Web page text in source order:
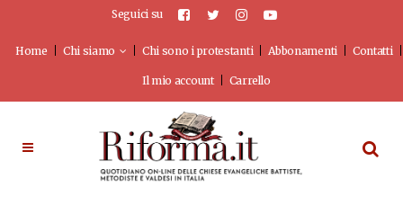
Seguici su
Home Chi siamo Chi sono i protestanti Abbonamenti Contatti
Il mio account Carrello